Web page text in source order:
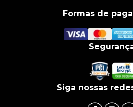
Formas de
Siga nossas